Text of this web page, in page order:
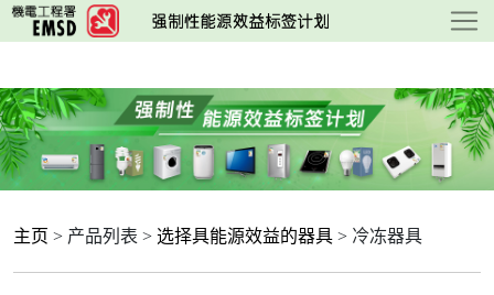
跳
至
要
内
容
主页 > 产品列表 > 选择具能源效益的器具 > 冷冻器具